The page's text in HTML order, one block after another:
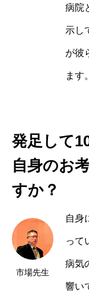
病院
示し
が彼
ます。
発足して
自身のお
すか？
市場
自身
って
病気
響い